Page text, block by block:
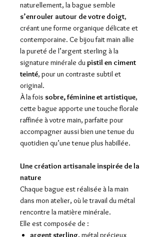
naturellement, la bague semble
s’enrouler autour de votre doigt,
créant une forme organique délicate et
contemporaine. Ce bijou fait main allie
la pureté de l’argent sterling à la
signature minérale dupistil en ciment
teinté, pour un contraste subtil et
original.
À la fois sobre, féminine et artistique,
cette bague apporte une touche florale
raffinée à votre main, parfaite pour
accompagner aussi bien une tenue du
quotidien qu’une tenue plus habillée.
Une création artisanale inspirée de la
nature
Chaque bague est réalisée à la main
dans mon atelier, où le travail du métal
rencontre la matière minérale.
Elle est composée de :
argent sterling, métal précieux